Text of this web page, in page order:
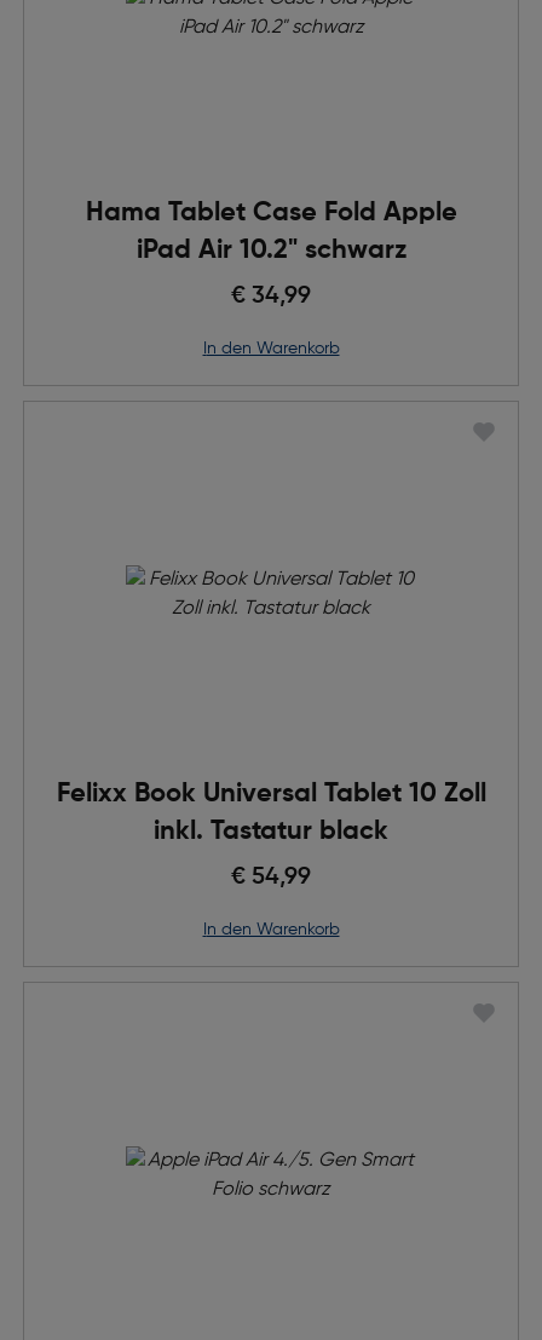
Hama Tablet Case Fold Apple
iPad Air 10.2" schwarz
€ 34,99
in den Warenkorb
Felixx Book Universal Tablet 10 Zoll
inkl. Tastatur black
€ 54,99
in den Warenkorb